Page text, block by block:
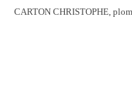
CARTON CHRISTOPHE,